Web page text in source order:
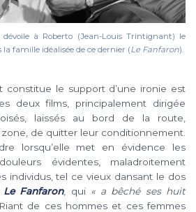
à Roberto (Jean-Louis Trintignant) le
famille idéalisée de ce dernier (Le Fanfaron).
constitue le support d’une ironie est
deux films, principalement dirigée
laissés au bord de la route,
zone, de quitter leur conditionnement.
lorsqu’elle met en évidence les
évidentes, maladroitement
individus, tel ce vieux dansant le dos
Le Fanfaron, qui « a bêché ses huit
de ces hommes et ces femmes